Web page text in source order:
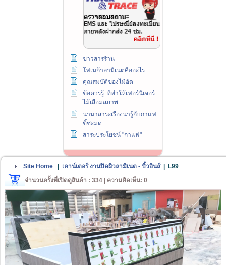
ข่าวสารร้าน
โฟเมก้าลามิเนตคืออะไร
คุณสมบัติของไม้อัด
ข้อควรรู้..ที่ทำให้เฟอร์นิเจอร์
ไม้เสื่อมสภาพ
นานาสาระเรื่องน่ารู้กับกาแฟ
ขี้ชะมด
สาระประโยชน์ "กาแฟ"
Site Home เคาน์เตอร์ งานปิดผิวลามิเนต - บิ้วอินส์|
L99
จำนวนครั้งที่เปิดดูสินค้า : 334 | ความคิดเห็น: 0